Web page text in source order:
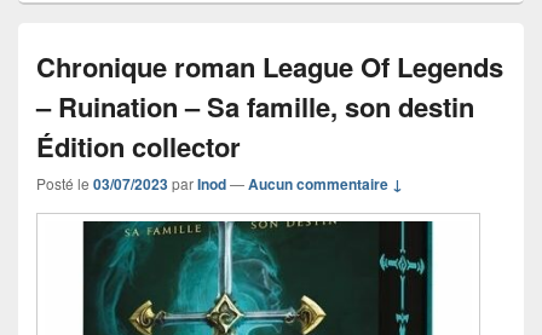
Chronique roman League Of Legends
– Ruination – Sa famille, son destin
Édition collector
Posté le 03/07/2023parInod—Aucun commentaire ↓